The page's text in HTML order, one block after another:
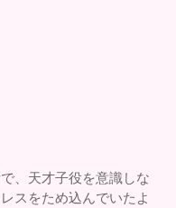
、天才子役を意識しな
スをため込んでいたよ